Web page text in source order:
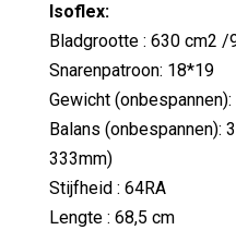
Isoflex:
Bladgrootte : 630 cm2 /
Snarenpatroon: 18*19
Gewicht
Balans (onbespannen):
333mm)
Stijfheid : 64RA
Lengte : 68,5 cm